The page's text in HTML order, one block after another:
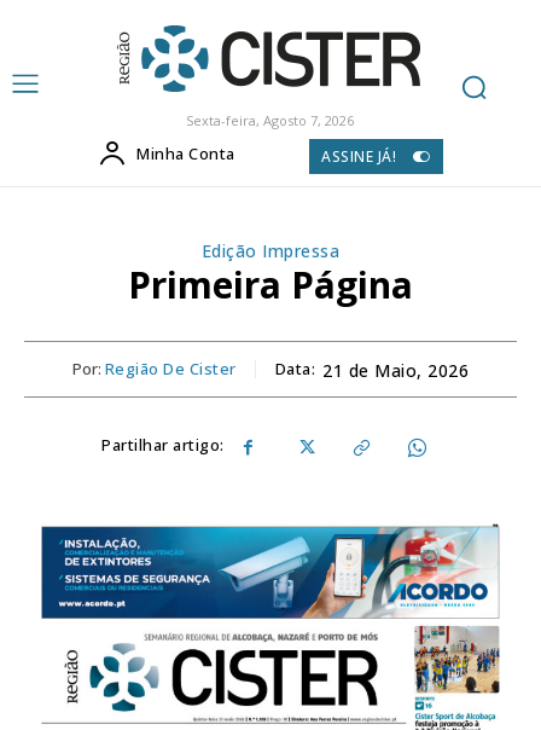
Sexta-feira, Agosto 7, 2026
Minha Conta ASSINE JÁ!
Edição Impressa
Primeira Página
Por: Região De Cister Data: 21 de Maio, 2026
Partilhar artigo: